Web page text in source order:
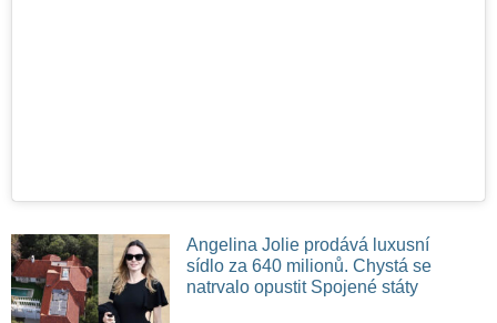
Angelina Jolie prodává luxusní
sídlo za 640 milionů. Chystá se
natrvalo opustit Spojené státy